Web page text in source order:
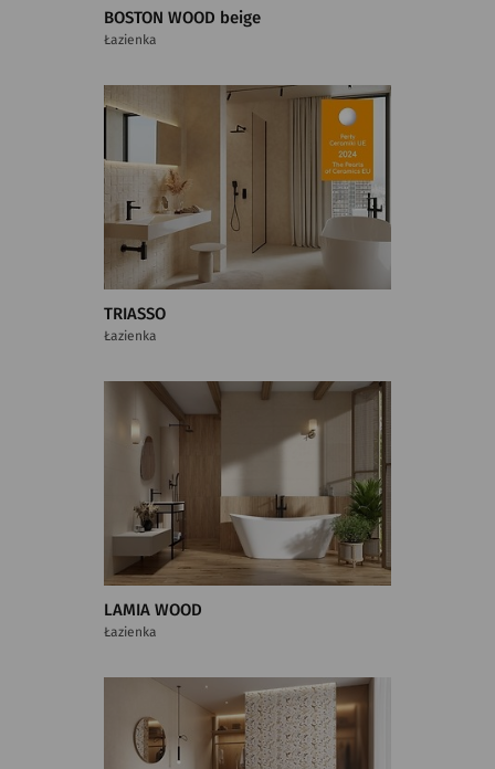
BOSTON WOOD beige
Łazienka
TRIASSO
Łazienka
LAMIA WOOD
Łazienka